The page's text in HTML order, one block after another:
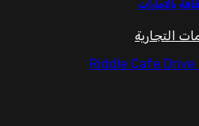
بالامارات
التجارية